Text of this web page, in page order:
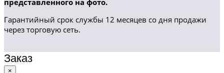
представленного на фото.
Гарантийный срок службы 12 месяцев со дня продажи
через торговую сеть.
Заказ
×